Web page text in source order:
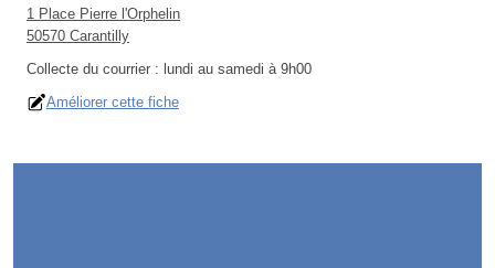
1 Place Pierre l'Orphelin
50570 Carantilly
Collecte du courrier : lundi au samedi à 9h00
Améliorer cette fiche